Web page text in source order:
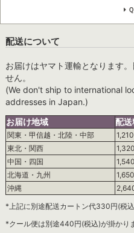
Ｑ
配送について
お届けはヤマト運輸となります
せん。
(We don't ship to international
addresses in Japan.)
お届け地域
配送
関東・甲信越・北陸・中部
東北・関西
中国・四国
北海道・九州
沖縄
*上記に別途配送カートン代330円(税込
*クール便は別途440円(税込)が掛かり